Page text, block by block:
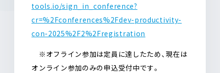
tools.io/sign_in_conference?
cr=%2Fconferences%2Fdev-productivity-
con-2025%2F2%2Fregistration
※オフライン参加は定員に達したため、現在は
オンライン参加のみの申込受付中です。